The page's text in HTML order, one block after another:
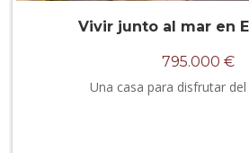
Vivir junto al mar en
795.000 €
Una casa para disfrutar